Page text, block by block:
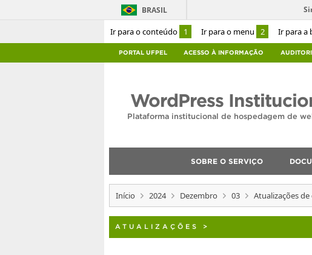
Ir para o conteúdo 1 Ir para o menu 2 Ir para a
BRASIL
PORTAL UFPEL ACESSO À INFORMAÇÃO
WordPress
Plataforma institucional de hospedagem de
SOBRE O SERVIÇO
Início 2024 Dezembro 03 Atualizações
ATUALIZAÇÕES >